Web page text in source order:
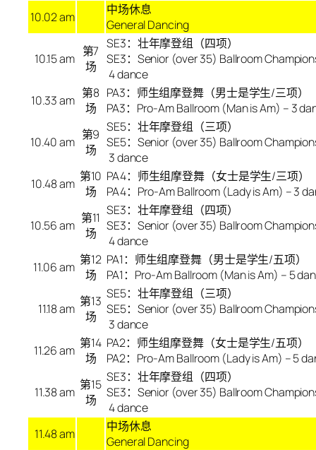
10.02 am
中场休息
General Dancing
10.15 am 第7
场
SE3：壮年摩登组（四项）
SE3：Senior (over 35) Ballroom
4 dance
10.33 am 第8
场
PA3：师生组摩登舞（男士是学生/三项）
PA3：Pro-Am Ballroom (Man is Am) – 3
10.40 am 第9
场
SE5：壮年摩登组（三项）
SE5：Senior (over 35) Ballroom
3 dance
10.48 am 第10
场
PA4：师生组摩登舞（女士是学生/三项）
PA4：Pro-Am Ballroom (Lady is Am) – 3
10.56 am 第11
场
SE3：壮年摩登组（四项）
SE3：Senior (over 35) Ballroom
4 dance
11.06 am 第12
场
PA1：师生组摩登舞（男士是学生/五项）
PA1：Pro-Am Ballroom (Man is Am) – 5
11.18 am 第13
场
SE5：壮年摩登组（三项）
SE5：Senior (over 35) Ballroom
3 dance
11.26 am 第14
场
PA2：师生组摩登舞（女士是学生/五项）
PA2：Pro-Am Ballroom (Lady is Am) – 5
11.38 am 第15
场
SE3：壮年摩登组（四项）
SE3：Senior (over 35) Ballroom
4 dance
11.48 am
中场休息
General Dancing